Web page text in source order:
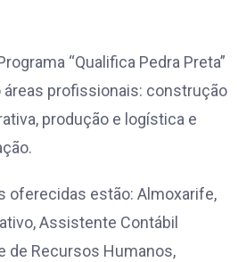
“Qualifica Pedra Preta”
profissionais: construção
produção e logística e
oferecidas estão: Almoxarife,
Assistente Contábil
de Recursos Humanos,